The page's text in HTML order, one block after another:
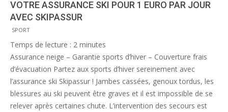
VOTRE ASSURANCE SKI POUR 1 EURO PAR JOUR
AVEC SKIPASSUR
2012-
12-
24
SPORT
Temps de lecture : 2 minutes
Assurance neige – Garantie sports d’hiver – Couverture frais
d’évacuation Partez aux sports d’hiver sereinement avec
l’assurance ski Skipassur ! Jambes cassées, genoux tordus, les
blessures au ski peuvent être graves et il est impossible de se
relever après certaines chute. L’intervention des secours est